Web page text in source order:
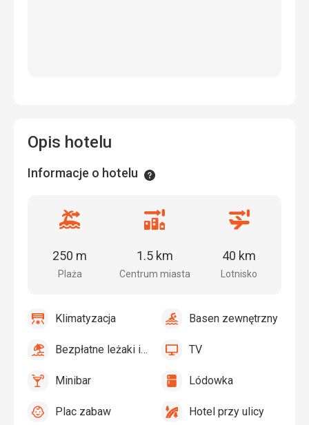
Opis hotelu
Informacje o hotelu Informacje
Odległość
plaży
Plaża
250 m
Odległość
centrum
Centrum miasta
1.5 km
Odległość
lotniska
Lotnisko
40 km
Klimatyzacja
Klimatyzacja
tak
BasenBasen zewnętrzny
tak
Bezpłatne
i
przy
Bezpłatne leżaki i parasole przy basenie
tak TV TV
tak
Minibar,Minibar
tak LódowkaLódowka
tak
Plac Plac zabaw
tak
HotelHotel przy ulicy
tak